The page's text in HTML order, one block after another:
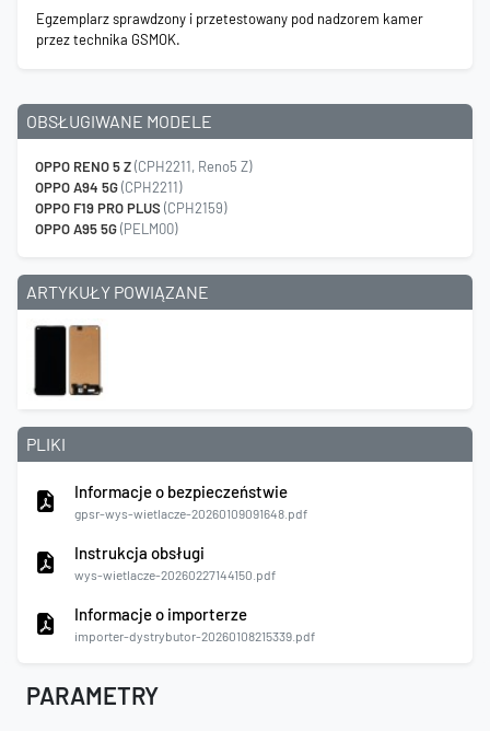
Egzemplarz sprawdzony i przetestowany pod nadzorem kamer
przez technika GSMOK.
OBSŁUGIWANE MODELE
OPPO RENO 5 Z(CPH2211, Reno5 Z)
OPPO A94 5G(CPH2211)
OPPO F19 PRO PLUS (CPH2159)
OPPO A95 5G(PELM00)
ARTYKUŁY POWIĄZANE
PLIKI
Informacje o bezpieczeństwie
gpsr-wys-wietlacze-20260109091648.pdf
Instrukcja obsługi
wys-wietlacze-20260227144150.pdf
Informacje o importerze
importer-dystrybutor-20260108215339.pdf
PARAMETRY